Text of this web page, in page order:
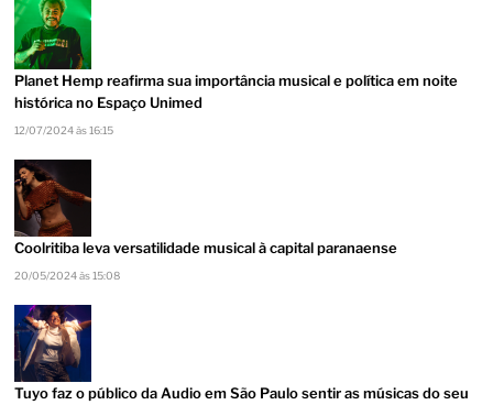
Planet Hemp reafirma sua importância musical e política em noite
histórica no Espaço Unimed
12/07/2024 às 16:15
Coolritiba leva versatilidade musical à capital paranaense
20/05/2024 às 15:08
Tuyo faz o público da Audio em São Paulo sentir as músicas do seu